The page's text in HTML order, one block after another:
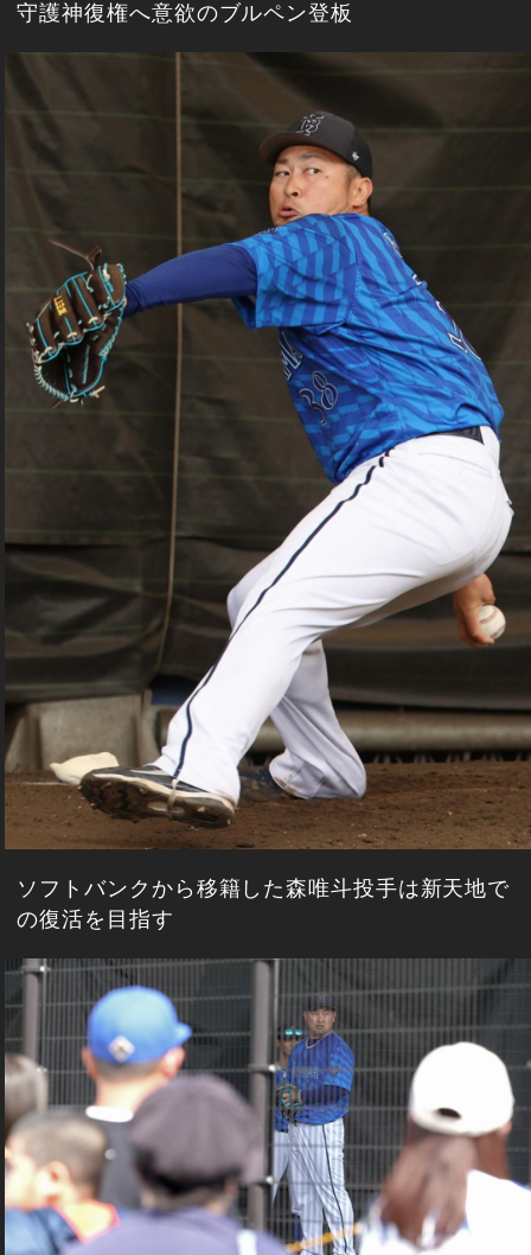
守護神復権へ意欲のブルペン登板
ソフトバンクから移籍した森唯斗投手は新天地で
の復活を目指す